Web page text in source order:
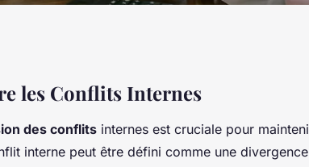
Conflits
les Conflits Internes
des conflits internes est cruciale pour
interne peut être défini comme une divergence